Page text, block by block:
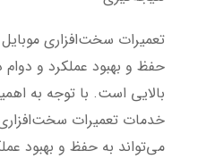
تعمیرات سخت‌افزاری
حفظ و بهبود عملکرد و
بالایی است. با توجه به
خدمات تعمیرات
می‌تواند به حفظ و بهبود